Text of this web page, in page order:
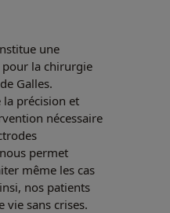
une
pour la chirurgie
Galles.
précision et
nécessaire
permet
même les cas
nos patients
vie sans crises.